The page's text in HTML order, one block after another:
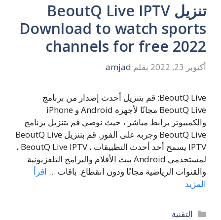
تنزيل BeoutQ Live IPTV
Download to watch sports
channels for free 2022
أكتوبر 23, 2022 بقلم amjad
BeoutQ Live: قم بتنزيل أحدث إصدار من برنامج
BeoutQ Live مجانًا لأجهزة Android و iPhone
والكمبيوتر برابط مباشر ، حيث نوصي قم بتنزيل برنامج
BeoutQ Live وجربه على الفور. قم بتنزيل BeoutQ Live
IPTV يسمح أحد أحدث التطبيقات ، BeoutQ Live IPTV ،
لمستخدمي Android ببث الأفلام والبرامج التلفزيونية
والقنوات الرياضية مجانًا ودون انقطاع. باقات … اقرأ
المزيد
التصنيفات
التقنية